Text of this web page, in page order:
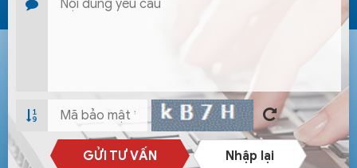
GỬI TƯ VẤN Nhập lại